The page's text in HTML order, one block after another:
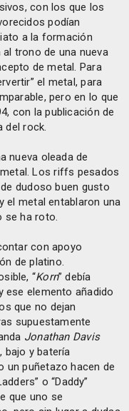
con los que los
podían
a la formación
al trono de una nueva
de metal. Para
el metal, para
pero en lo que
con la publicación de
del rock.
nueva oleada de
Los riffs pesados
dudoso buen gusto
el metal entablaron una
se ha roto.
con apoyo
de platino.
“Korn” debía
ese elemento añadido
que no dejan
supuestamente
Jonathan Davis
bajo y batería
un puñetazo hacen de
o “Daddy”
que uno se